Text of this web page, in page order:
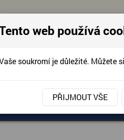
SLUŽBY AKCE,
web používá
soukromí je důležité. Můžete
PŘIJMOUT VŠE